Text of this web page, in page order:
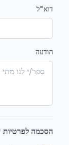
דוא"ל
הודעה
הסכמה לפרטיות